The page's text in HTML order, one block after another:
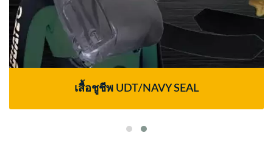
เสื้อชูชีพ UDT/NAVY SEAL